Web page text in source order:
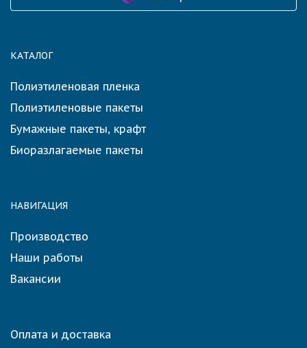
КАТАЛОГ
Полиэтиленовая пленка
Полиэтиленовые пакеты
Бумажные пакеты, крафт
Биоразлагаемые пакеты
НАВИГАЦИЯ
Производство
Наши работы
Вакансии
Оплата и доставка